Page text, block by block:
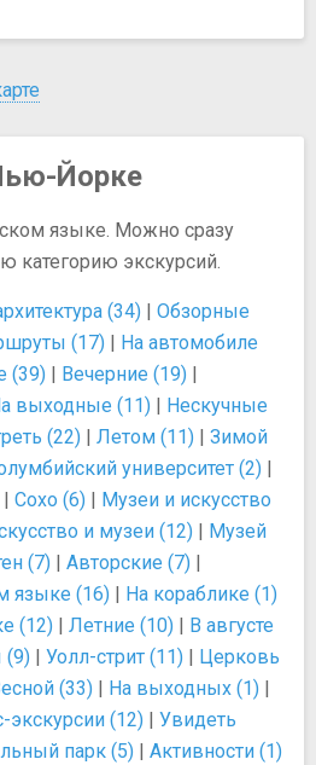
Йорке
языке. Можно сразу
категорию экскурсий.
(34) | Обзорные
(17) | На автомобиле
(39) | Вечерние (19) |
выходные (11) | Нескучные
(22) | Летом (11) | Зимой
университет (2) |
| Сохо (6) | Музеи и искусство
и музеи (12) | Музей
(7) | Авторские (7) |
языке (16) | На кораблике (1)
(12) | Летние (10) | В августе
(9) | Уолл-стрит (11) | Церковь
(33) | На выходных (1) |
экскурсии (12) | Увидеть
парк (5) | Активности (1)